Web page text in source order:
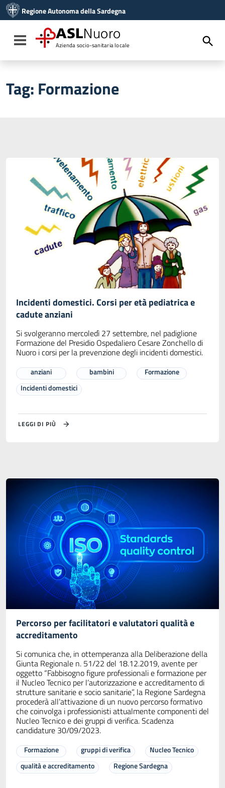
Vai al menu di navigazione
Vai al footer
Regione Autonoma della Sardegna
Toggle navigation
ASLNuoro
Azienda socio-sanitaria locale
Tag: Formazione
Incidenti domestici. Corsi per età pediatrica e
cadute anziani
Si svolgeranno mercoledì 27 settembre, nel padiglione
Formazione del Presidio Ospedaliero Cesare Zonchello di
Nuoro i corsi per la prevenzione degli incidenti domestici.
anziani bambini
Formazione
Incidenti domestici
LEGGI DI PIÙ
Percorso per facilitatori e valutatori qualità e
accreditamento
Si comunica che, in ottemperanza alla Deliberazione della
Giunta Regionale n. 51/22 del 18.12.2019, avente per
oggetto “Fabbisogno figure professionali e formazione per
il Nucleo Tecnico per l’autorizzazione e accreditamento di
strutture sanitarie e socio sanitarie”, la Regione Sardegna
procederà all’attivazione di un nuovo percorso formativo
che coinvolga i professionisti attualmente componenti del
Nucleo Tecnico e dei gruppi di verifica. Scadenza
candidature 30/09/2023.
Formazione gruppi di verifica
Nucleo Tecnico
qualità e accreditamento
Regione Sardegna